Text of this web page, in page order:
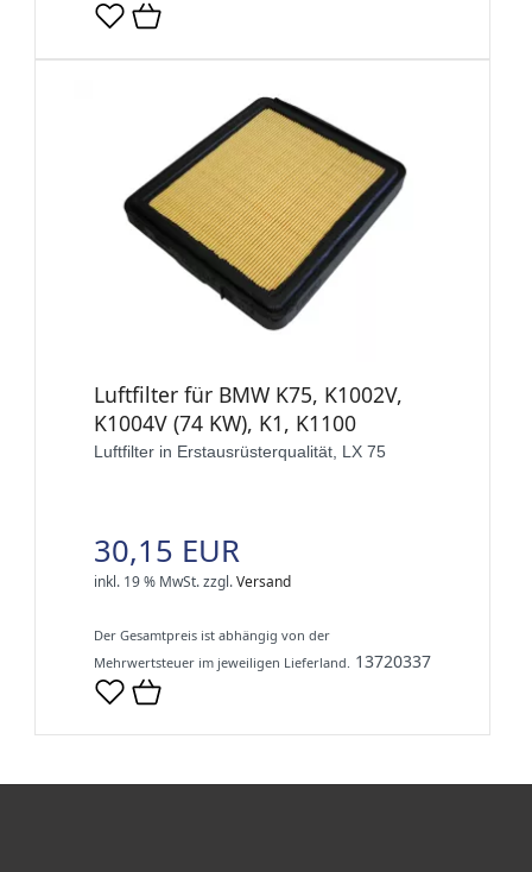
Luftfilter für BMW K75, K1002V,
K1004V (74 KW), K1, K1100
Luftfilter in Erstausrüsterqualität, LX 75
30,15 EUR
inkl. 19 % MwSt.zzgl.Versand
Der Gesamtpreis ist abhängig von der
Mehrwertsteuer im jeweiligen Lieferland. 13720337